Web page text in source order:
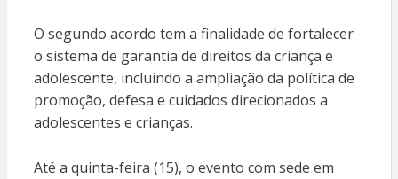
O segundo acordo tem a finalidade de fortalecer
o sistema de garantia de direitos da criança e
adolescente, incluindo a ampliação da política de
promoção, defesa e cuidados direcionados a
adolescentes e crianças.
Até a quinta-feira (15), o evento com sede em